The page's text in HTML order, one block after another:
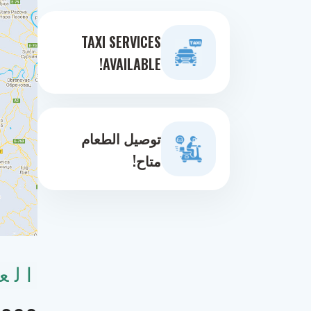
TAXI SERVICES
AVAILABLE!
توصيل الطعام
متاح!